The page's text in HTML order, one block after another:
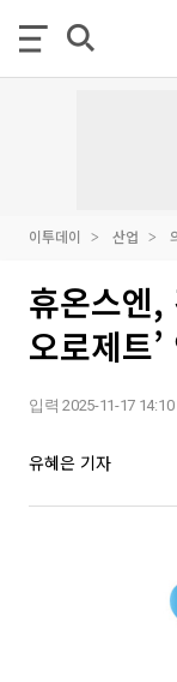
이투데이 산업
휴온스엔,
오로제트’
입력 2025-11-17 14:10
유혜은 기자